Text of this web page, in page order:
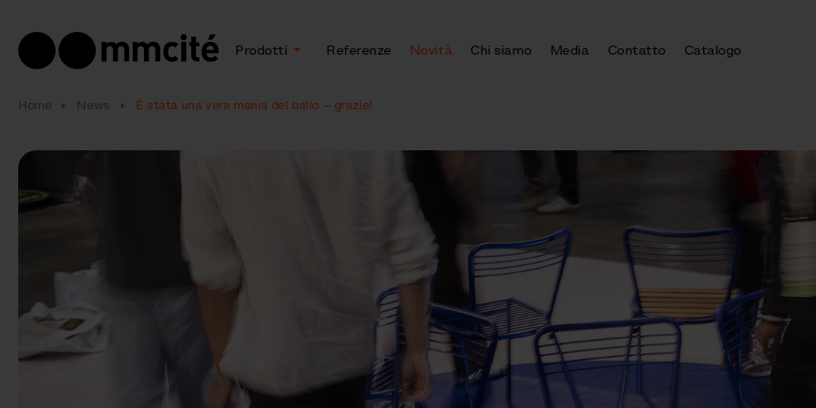
Prodotti Referenze Novità Chi siamo Media Contatto Catalogo
Home News È stata una vera mania del ballo — grazie!